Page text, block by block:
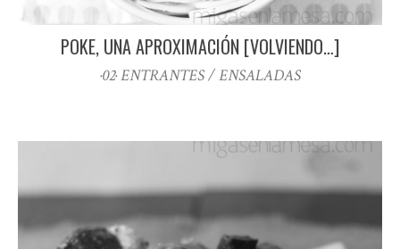
POKE, UNA APROXIMACIÓN [VOLVIENDO…]
·02· ENTRANTES / ENSALADAS